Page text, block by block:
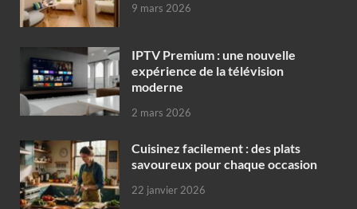
9 mars 2026
IPTV Premium : une nouvelle
expérience de la télévision
moderne
2 mars 2026
Cuisinez facilement : des plats
savoureux pour chaque occasion
22 janvier 2026